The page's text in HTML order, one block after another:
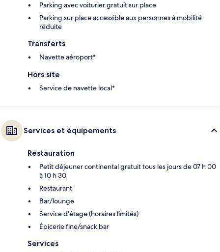
Parking avec voiturier gratuit sur place
Parking sur place accessible aux personnes à mobilité
réduite
Transferts
Navette aéroport*
Hors site
Service de navette local*
Services et équipements
Restauration
Petit déjeuner continental gratuit tous les jours de 07 h 00
à 10 h 30
Restaurant
Bar/lounge
Service d'étage (horaires limités)
Épicerie fine/snack bar
Services